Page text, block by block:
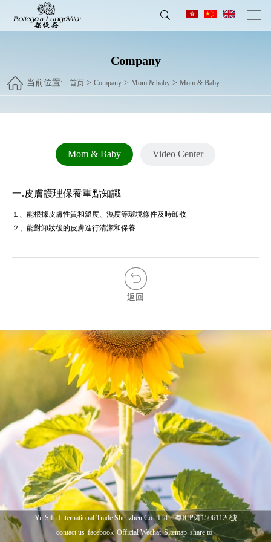
Company
当前位置: 首页 >Company >Mom & baby >Mom & Baby
Mom & Baby Video Center
一.皮膚護理保養重點知識
１、能根據皮膚性質和溫度、濕度等環境條件及時卸妝
２、能對卸妝後的皮膚進行清潔和保養
返回
Yu Sifu International Trade Shenzhen Co., Ltd.粵ICP備15061126號
contact us facebook Official Wechat Sitemap share to